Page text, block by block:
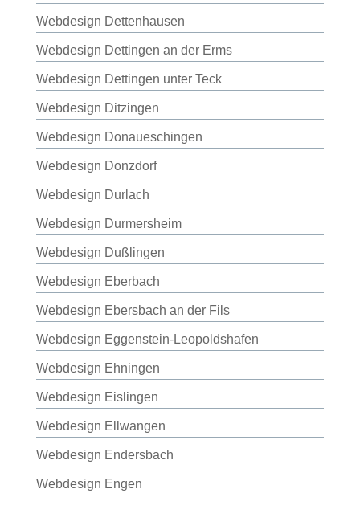
Webdesign Dettenhausen
Webdesign Dettingen an der Erms
Webdesign Dettingen unter Teck
Webdesign Ditzingen
Webdesign Donaueschingen
Webdesign Donzdorf
Webdesign Durlach
Webdesign Durmersheim
Webdesign Dußlingen
Webdesign Eberbach
Webdesign Ebersbach an der Fils
Webdesign Eggenstein-Leopoldshafen
Webdesign Ehningen
Webdesign Eislingen
Webdesign Ellwangen
Webdesign Endersbach
Webdesign Engen